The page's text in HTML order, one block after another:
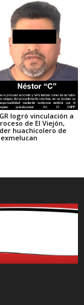
logró vinculación a
de El Viejón,
huachicolero de